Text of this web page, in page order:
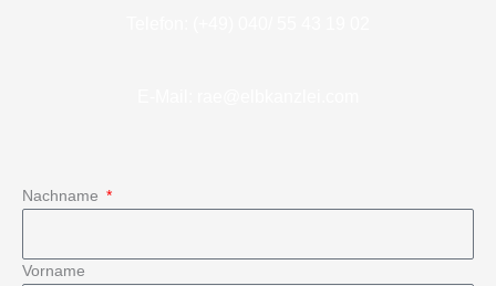
Nachname
Vorname